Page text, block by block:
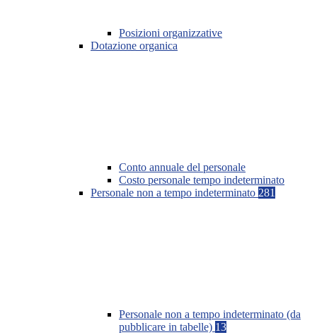
Posizioni organizzative
Dotazione organica
Conto annuale del personale
Costo personale tempo indeterminato
Personale non a tempo indeterminato 281
Personale non a tempo indeterminato (da
pubblicare in tabelle) 13